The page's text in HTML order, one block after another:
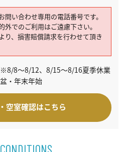
い合わせ専用の電話番号です。
でのご利用はご遠慮下さい。
り、損害賠償請求を行わせて頂き
8～8/12、8/15～8/16夏季休業
・年末年始
空室確認はこちら